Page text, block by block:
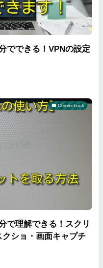
でできる！VPNの設定
Chromebook
で理解できる！スクリ
ショ・画面キャプチ